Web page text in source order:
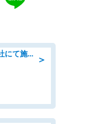
＞
工事・土木施工管理/総合技術商社にて施工管理のお仕事/即日勤務可/車通勤可/工事・土木施工管理/生産・品質管理